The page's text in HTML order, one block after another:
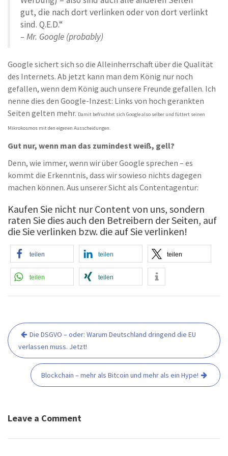
gut, die nach dort verlinken oder von dort verlinkt
sind. Q.E.D.“
– Mr. Google (probably)
Google sichert sich so die Alleinherrschaft über die Qualität
des Internets. Ab jetzt kann man dem König nur noch
gefallen, wenn dem König auch unsere Freunde gefallen. Ich
nenne dies den Google-Inzest: Links von hoch gerankten
Seiten gelten mehr. Damit befruchtet sich Google also selber und füttert seinen
Mikrokosmos mit den eigenen Ausscheidungen.
Gut nur, wenn man das zumindest weiß, gell?
Denn, wie immer, wenn wir über Google sprechen – es
kommt die Erkenntnis, dass wir sowieso nichts dagegen
machen können. Aus unserer Sicht als Contentagentur:
Kaufen Sie nicht nur Content von uns, sondern
raten Sie dies auch den Betreibern der Seiten, auf
die Sie verlinken bzw. die auf Sie verlinken!
teilen teilen teilen
teilen teilen
B
e
g
s
n
Die DSGVO – oder: Warum Deutschland dringend die EU
verlassen muss. Jetzt!
Blockchain – mehr als Bitcoin und mehr als ein Hype!
Leave a Comment